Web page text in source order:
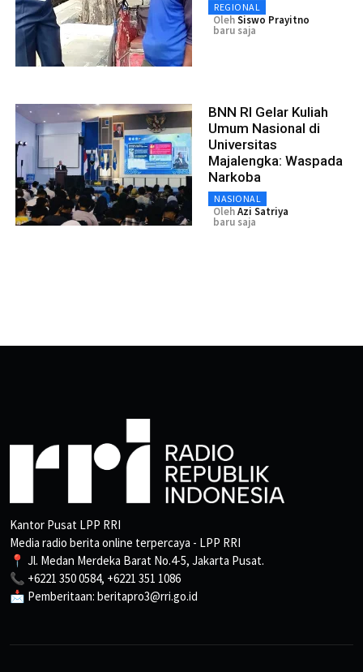
REGIONAL
OlehSiswo Prayitno
baru saja
BNN RI Gelar Kuliah
Umum Nasional di
Universitas
Majalengka: Waspada
Narkoba
NASIONAL
OlehAzi Satriya
baru saja
Kantor Pusat LPP RRI
Media radio berita online terpercaya - LPP RRI
📍 Jl. Medan Merdeka Barat No.4-5, Jakarta Pusat.
📞 +6221 350 0584, +6221 351 1086
📩 Pemberitaan: beritapro3@rri.go.id